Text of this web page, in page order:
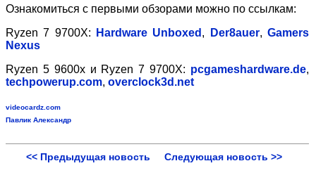
Ознакомиться с первыми обзорами можно по ссылкам:
Ryzen 7 9700X: Hardware Unboxed , Der8auer,Gamers
Nexus
Ryzen 59600x и Ryzen 79700X: pcgameshardware.de,
techpowerup.com, overclock3d.net
videocardz.com
Павлик Александр
<< Предыдущая новость Следующая новость >>